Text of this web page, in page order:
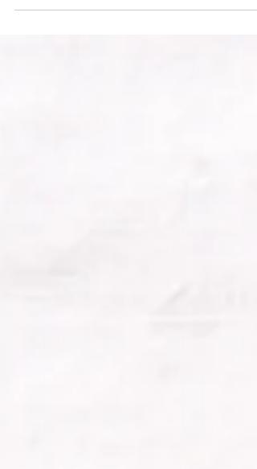
auch Tartine genannt.